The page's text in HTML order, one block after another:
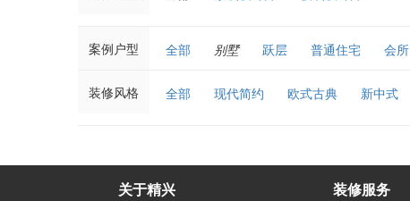
案例户型 全部 别墅 跃层 普通住宅 会所
装修风格 全部 现代简约 欧式古典 新中式
关于精兴 装修服务